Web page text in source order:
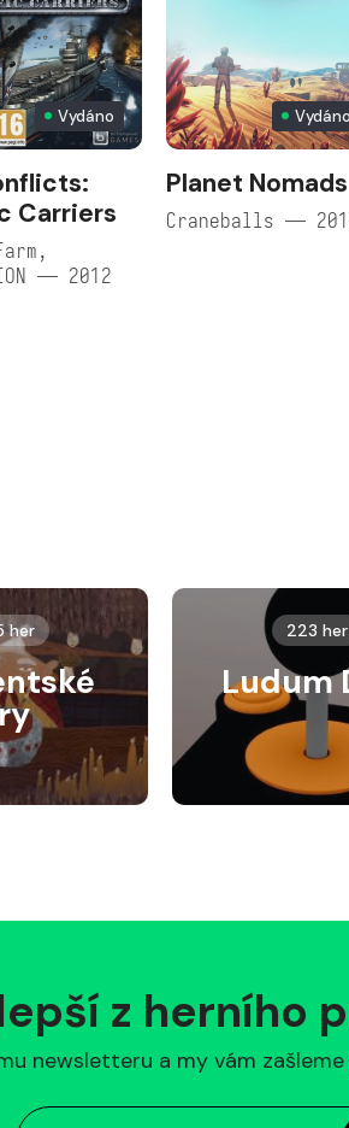
Vydáno
Carriers
— 2012
Vydáno
Planet Nomads
Craneballs —
her 223 her
Ludum
z herního
newsletteru a my vám